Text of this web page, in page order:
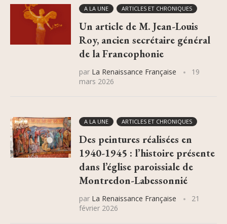
A LA UNE ARTICLES ET CHRONIQUES
Un article de M. Jean-Louis
Roy, ancien secrétaire général
de la Francophonie
par La Renaissance Française
19
mars 2026
A LA UNE ARTICLES ET CHRONIQUES
Des peintures réalisées en
1940-1945 : l’histoire présente
dans l’église paroissiale de
Montredon-Labessonnié
par La Renaissance Française
21
février 2026